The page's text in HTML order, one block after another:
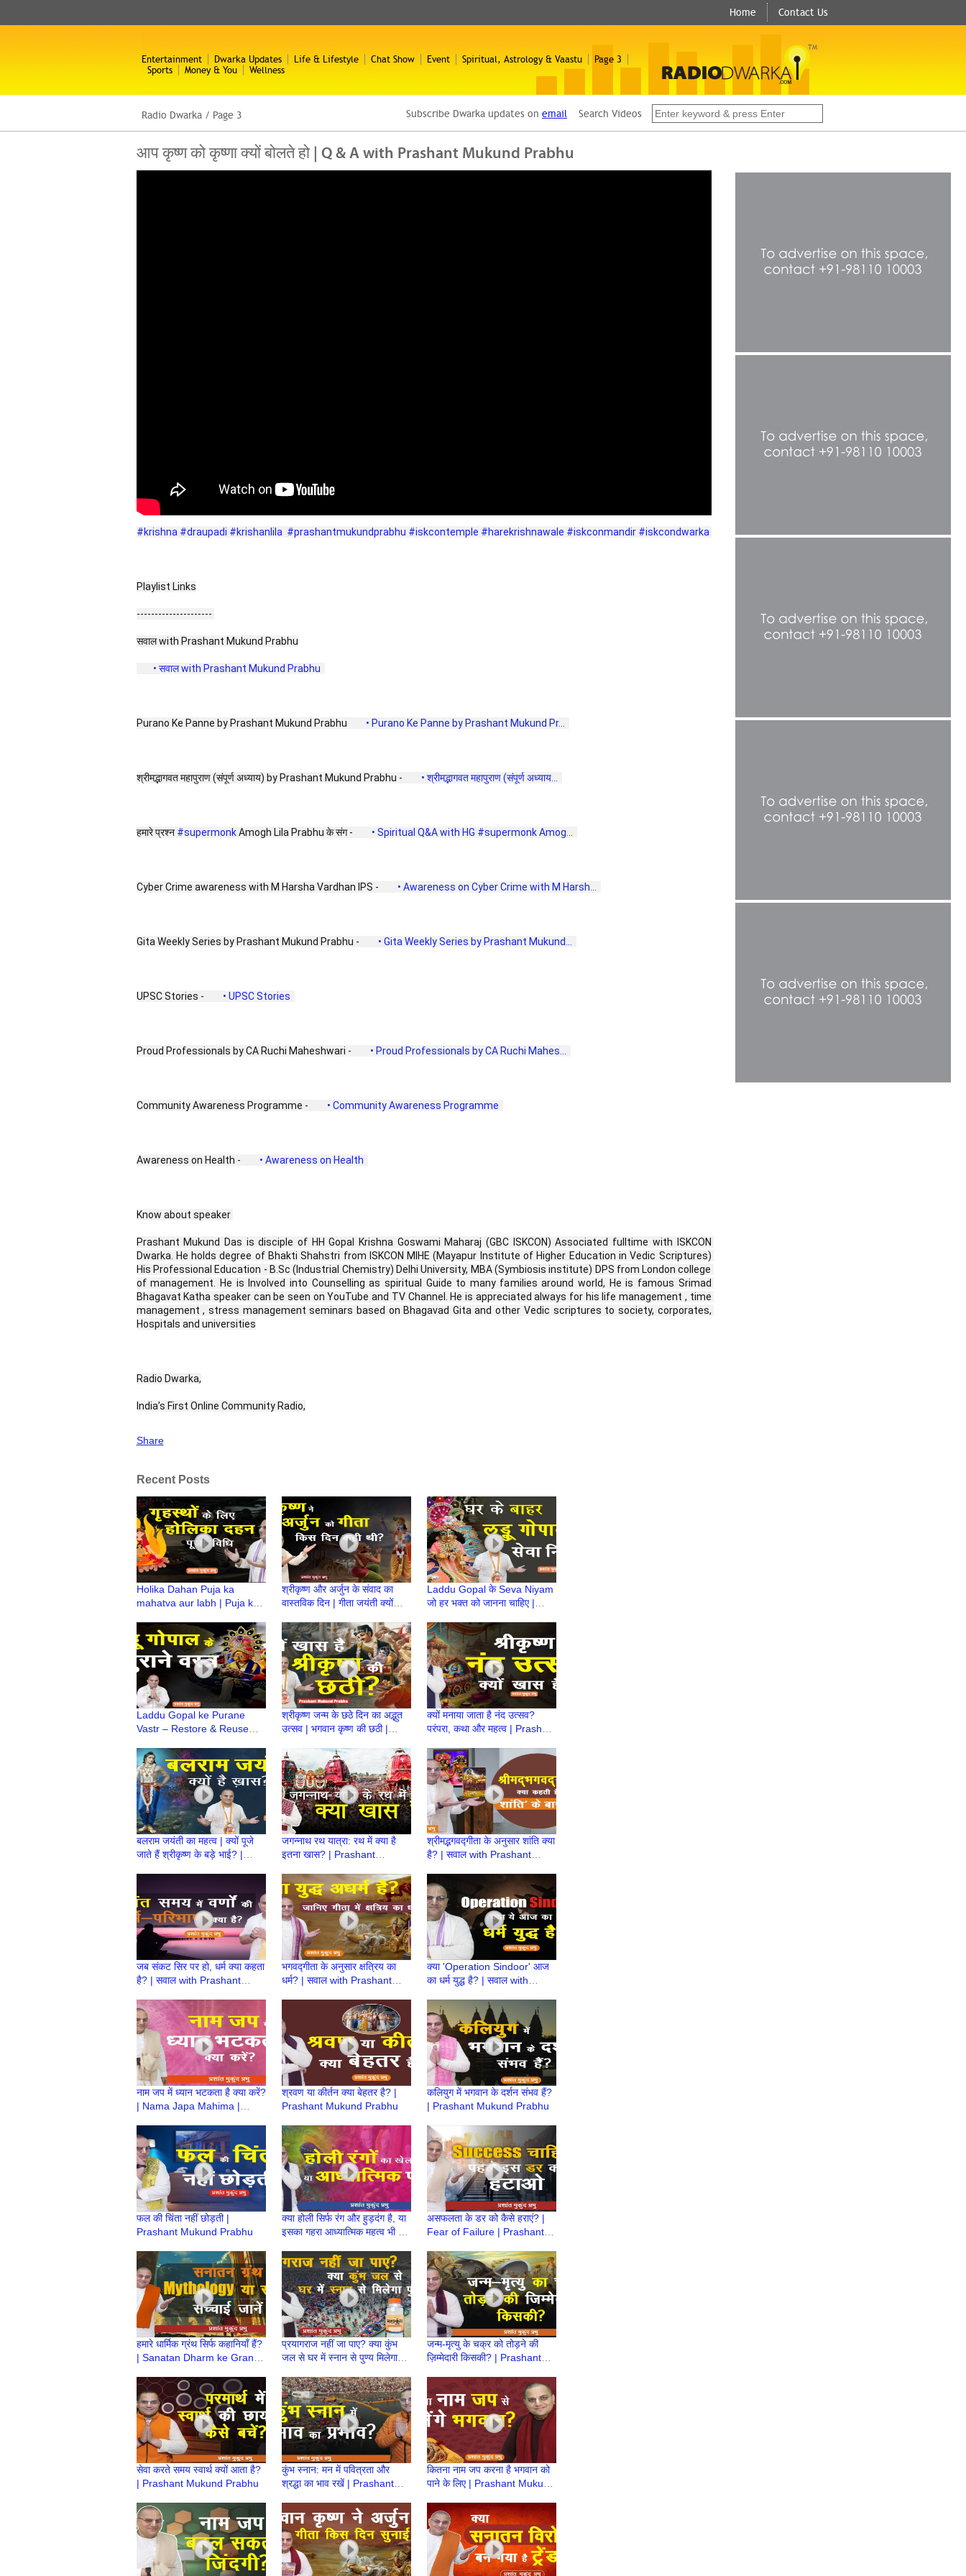
Home Contact Us
Entertainment Dwarka Updates Life & Lifestyle Chat Show Event Spiritual, Astrology & Vaastu
Page 3
Sports
Money & You Wellness
TM
Radio Dwarka / Page 3 Subscribe Dwarka updates on email Search Videos
आप कृष्ण को कृष्णा क्यों बोलते हो | Q & A with Prashant Mukund Prabhu
#krishna #draupadi #krishanlila #prashantmukundprabhu #iskcontemple #harekrishnawale #iskconmandir #iskcondwarka
Playlist Links
---------------------
सवाल with Prashant Mukund Prabhu
• सवाल with Prashant Mukund Prabhu
Purano Ke Panne by Prashant Mukund Prabhu • Purano Ke Panne by Prashant Mukund Pr...
श्रीमद्भागवत महापुराण (संपूर्ण अध्याय) by Prashant Mukund Prabhu - • श्रीमद्भागवत महापुराण (संपूर्ण अध्याय...
हमारे प्रश्न #supermonk Amogh Lila Prabhu के संग - • Spiritual Q&A with HG #supermonk Amog...
Cyber Crime awareness with M Harsha Vardhan IPS - • Awareness on Cyber Crime with M Harsh...
Gita Weekly Series by Prashant Mukund Prabhu - • Gita Weekly Series by Prashant Mukund...
UPSC Stories - • UPSC Stories
Proud Professionals by CA Ruchi Maheshwari - • Proud Professionals by CA Ruchi Mahes...
Community Awareness Programme - • Community Awareness Programme
Awareness on Health - • Awareness on Health
Know about speaker
Prashant Mukund Das is disciple of HH Gopal Krishna Goswami Maharaj (GBC ISKCON) Associated fulltime with ISKCON
Dwarka. He holds degree of Bhakti Shahstri from ISKCON MIHE (Mayapur Institute of Higher Education in Vedic Scriptures)
His Professional Education - B.Sc (Industrial Chemistry) Delhi University, MBA (Symbiosis institute) DPS from London college
of management. He is Involved into Counselling as spiritual Guide to many families around world, He is famous Srimad
Bhagavat Katha speaker can be seen on YouTube and TV Channel. He is appreciated always for his life management , time
management , stress management seminars based on Bhagavad Gita and other Vedic scriptures to society, corporates,
Hospitals and universities
Radio Dwarka,
India’s First Online Community Radio,
Share
Recent Posts
Holika Dahan Puja ka
mahatva aur labh | Puja ke
Mukund Prabhu
श्रीकृष्ण और अर्जुन के संवाद का
वास्तविक दिन | गीता जयंती क्यों
Mukund Prabhu
Laddu Gopal के Seva Niyam
जो हर भक्त को जानना चाहिए |
Laddu Gopal ke Purane
Vastr – Restore & Reuse
Prabhu
श्रीकृष्ण जन्म के छठे दिन का अद्भुत
उत्सव | भगवान कृष्ण की छठी |
छठी कथा
क्यों मनाया जाता है नंद उत्सव?
परंपरा, कथा और महत्व | Prashant
बलराम जयंती का महत्व | क्यों पूजे
जाते हैं श्रीकृष्ण के बड़े भाई? |
जगन्नाथ रथ यात्रा: रथ में क्या है
इतना खास? | Prashant
श्रीमद्भगवद्गीता के अनुसार शांति क्या
है? | सवाल with Prashant
जब संकट सिर पर हो, धर्म क्या कहता
है? | सवाल with Prashant
भगवद्गीता के अनुसार क्षत्रिय का
धर्म? | सवाल with Prashant
क्या 'Operation Sindoor' आज
का धर्म युद्ध है? | सवाल with
नाम जप में ध्यान भटकता है क्या करें?
| Nama Japa Mahima |
श्रवण या कीर्तन क्या बेहतर है? |
Prashant Mukund Prabhu
कलियुग में भगवान के दर्शन संभव हैं?
| Prashant Mukund Prabhu
फल की चिंता नहीं छोड़ती |
Prashant Mukund Prabhu
क्या होली सिर्फ रंग और हुड़दंग है, या
इसका गहरा आध्यात्मिक महत्व भी है?
असफलता के डर को कैसे हराएं? |
Fear of Failure | Prashant
हमारे धार्मिक ग्रंथ सिर्फ कहानियाँ हैं?
| Sanatan Dharm ke Granth
Prabhu
प्रयागराज नहीं जा पाए? क्या कुंभ
जल से घर में स्नान से पुण्य मिलेगा? |
जन्म-मृत्यु के चक्र को तोड़ने की
ज़िम्मेदारी किसकी? | Prashant
सेवा करते समय स्वार्थ क्यों आता है?
| Prashant Mukund Prabhu
कुंभ स्नान: मन में पवित्रता और
श्रद्धा का भाव रखें | Prashant
कितना नाम जप करना है भगवान को
पाने के लिए | Prashant Mukund